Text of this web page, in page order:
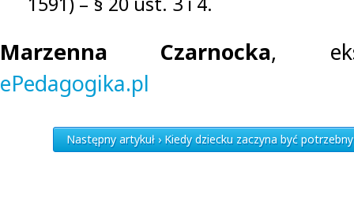
Marzenna Czarnocka,
ePedagogika.pl
Następny artykuł › Kiedy dziecku zaczyna być